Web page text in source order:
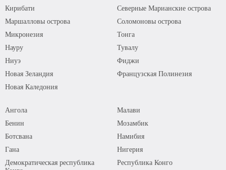
Кирибати
Маршалловы острова
Микронезия
Науру
Ниуэ
Новая Зеландия
Новая Каледония
Северные Марианские острова
Соломоновы острова
Тонга
Тувалу
Фиджи
Французская Полинезия
Ангола
Бенин
Ботсвана
Гана
Демократическая республика
Малави
Мозамбик
Намибия
Нигерия
Республика Конго